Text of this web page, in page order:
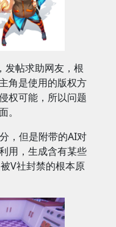
发帖求助网友，根
角是使用的版权方
权可能，所以问题
。
，但是附带的AI对
用，生成含有某些
V社封禁的根本原